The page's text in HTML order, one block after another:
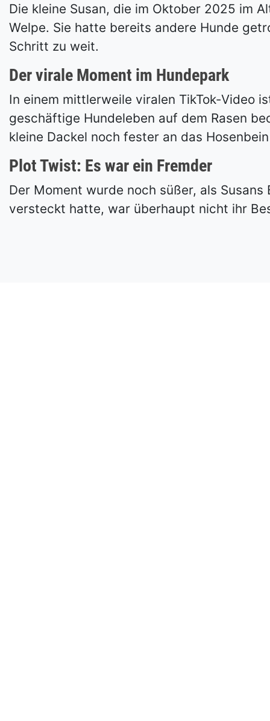
Die kleine Susan, die im Oktober 2025 im
Welpe. Sie hatte bereits andere Hunde
Schritt zu weit.
Der virale Moment im Hundepark
In einem mittlerweile viralen TikTok-Video
geschäftige Hundeleben auf dem Rasen
kleine Dackel noch fester an das
Plot Twist: Es war ein Fremder
Der Moment wurde noch süßer, als
versteckt hatte, war überhaupt nicht ihr